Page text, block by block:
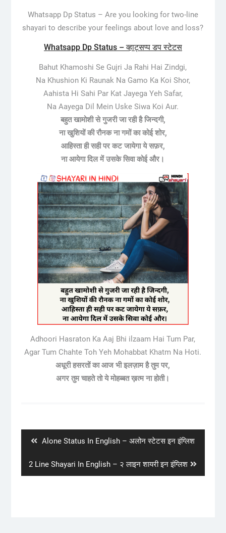
Whatsapp Dp Status – Are you looking for two-line
shayari to describe your feelings about love and loss?
Whatsapp Dp Status – व्हाट्सप्प डप स्टेटस
Bahut Khamoshi Se Gujri Ja Rahi Hai Zindgi,
Na Khushion Ki Raunak Na Gamo Ka Koi Shor,
Aahista Hi Sahi Par Kat Jayega Yeh Safar,
Na Aayega Dil Mein Uske Siwa Koi Aur.
बहुत खामोशी से गुजरी जा रही है जिन्दगी,
ना खुशियों की रौनक ना गमों का कोई शोर,
आहिस्ता ही सही पर कट जायेगा ये सफ़र,
ना आयेगा दिल में उसके सिवा कोई और।
Adhoori Hasraton Ka Aaj Bhi ilzaam Hai Tum Par,
Agar Tum Chahte Toh Yeh Mohabbat Khatm Na Hoti.
अधूरी हसरतों का आज भी इलज़ाम है तुम पर,
अगर तुम चाहते तो ये मोहब्बत ख़त्म ना होती।
Previous
Alone Status In English – अलोन स्टेटस इन इंग्लिश
Next
post:
2 Line Shayari In English – २ लाइन शायरी इन इंग्लिश